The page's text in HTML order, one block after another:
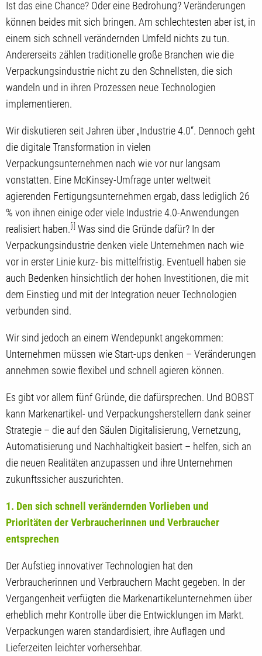
Ist das eine Chance? Oder eine Bedrohung? Veränderungen
können beides mit sich bringen. Am schlechtesten aber ist, in
einem sich schnell verändernden Umfeld nichts zu tun.
Andererseits zählen traditionelle große Branchen wie die
Verpackungsindustrie nicht zu den Schnellsten, die sich
wandeln und in ihren Prozessen neue Technologien
implementieren.
Wir diskutieren seit Jahren über „Industrie 4.0“. Dennoch geht
die digitale Transformation in vielen
Verpackungsunternehmen nach wie vor nur langsam
vonstatten. Eine McKinsey-Umfrage unter weltweit
agierenden Fertigungsunternehmen ergab, dass lediglich 26
% von ihnen einige oder viele Industrie 4.0-Anwendungen
realisiert haben.[i] Was sind die Gründe dafür? In der
Verpackungsindustrie denken viele Unternehmen nach wie
vor in erster Linie kurz- bis mittelfristig. Eventuell haben sie
auch Bedenken hinsichtlich der hohen Investitionen, die mit
dem Einstieg und mit der Integration neuer Technologien
verbunden sind.
Wir sind jedoch an einem Wendepunkt angekommen:
Unternehmen müssen wie Start-ups denken – Veränderungen
annehmen sowie flexibel und schnell agieren können.
Es gibt vor allem fünf Gründe, die dafürsprechen. Und BOBST
kann Markenartikel- und Verpackungsherstellern dank seiner
Strategie – die auf den Säulen Digitalisierung, Vernetzung,
Automatisierung und Nachhaltigkeit basiert – helfen, sich an
die neuen Realitäten anzupassen und ihre Unternehmen
zukunftssicher auszurichten.
1. Den sich schnell verändernden Vorlieben und
Prioritäten der Verbraucherinnen und Verbraucher
entsprechen
Der Aufstieg innovativer Technologien hat den
Verbraucherinnen und Verbrauchern Macht gegeben. In der
Vergangenheit verfügten die Markenartikelunternehmen über
erheblich mehr Kontrolle über die Entwicklungen im Markt.
Verpackungen waren standardisiert, ihre Auflagen und
Lieferzeiten leichter vorhersehbar.